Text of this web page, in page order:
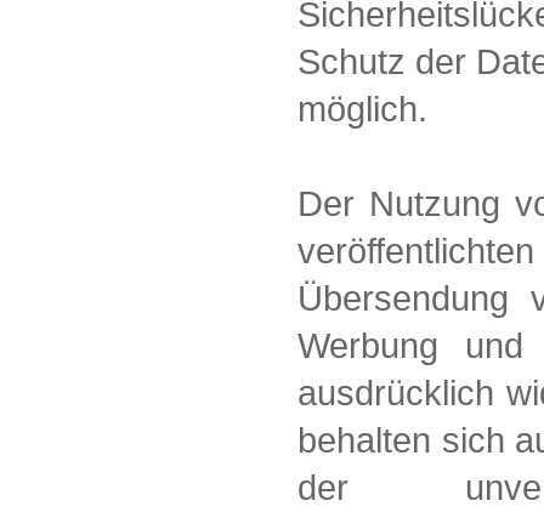
Schutz der
möglich.
Der Nutzung
Übersendung
Werbung und
ausdrücklich
behalten sich
der